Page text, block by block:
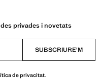
privades i novetats
SUBSCRIURE'M
de privacitat.